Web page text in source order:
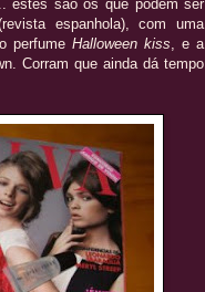
estes são os que podem ser
espanhola), com uma
perfumeHalloween kiss , e a
Corram que ainda dá tempo